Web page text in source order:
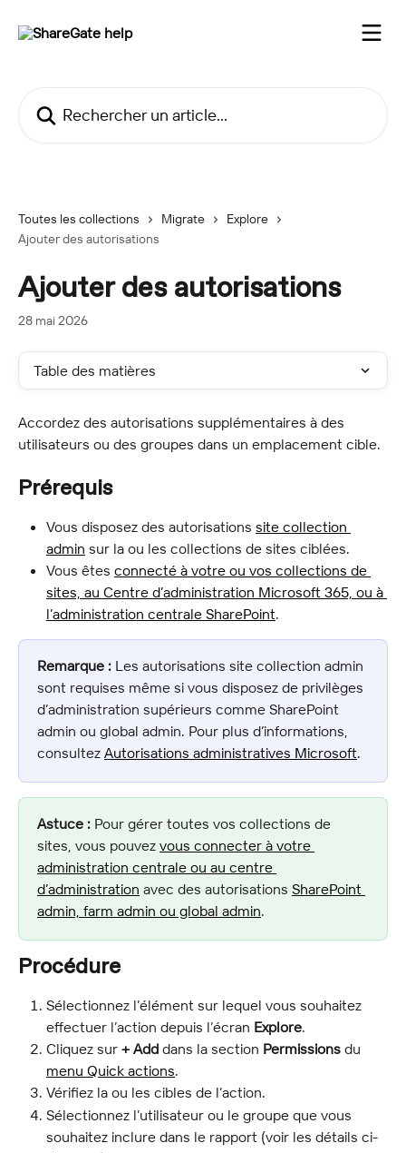
Toutes les collections Migrate
Explore
Ajouter des autorisations
Ajouter des autorisations
28 mai 2026
Table des matières
Accordez des autorisations supplémentaires à des
utilisateurs ou des groupes dans un emplacement cible.
Prérequis
Vous disposez des autorisations site collection
admin sur la ou les collections de sites ciblées.
Vous êtes connecté à votre ou vos collections de
sites, au Centre d’administration Microsoft 365, ou à
l’administration centrale SharePoint.
Remarque : Les autorisations site collection admin
sont requises même si vous disposez de privilèges
d’administration supérieurs comme SharePoint
admin ou global admin. Pour plus d’informations,
consultez Autorisations administratives Microsoft.
Astuce : Pour gérer toutes vos collections de
sites, vous pouvez vous connecter à votre
administration centrale ou au centre
d’administration avec des autorisations SharePoint
admin, farm admin ou global admin.
Procédure
Sélectionnez l’élément sur lequel vous souhaitez
effectuer l’action depuis l’écran Explore.
Cliquez sur + Add dans la section Permissions du
menu Quick actions.
Vérifiez la ou les cibles de l’action.
Sélectionnez l’utilisateur ou le groupe que vous
souhaitez inclure dans le rapport (voir les détails ci-